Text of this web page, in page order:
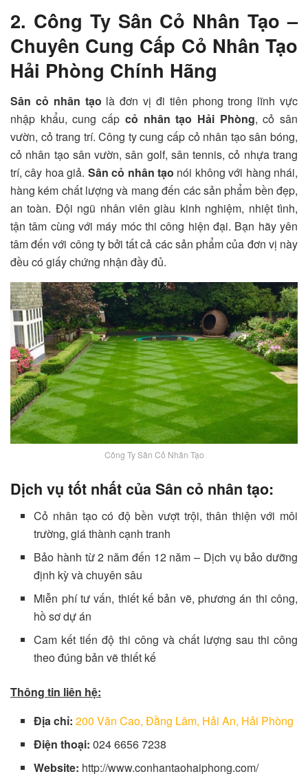
2. Công Ty Sân Cỏ Nhân Tạo –
Chuyên Cung Cấp Cỏ Nhân Tạo
Hải Phòng Chính Hãng
Sân cỏ nhân tạo là đơn vị đi tiên phong trong lĩnh vực
nhập khẩu, cung cấp cỏ nhân tạo Hải Phòng, cỏ sân
vườn, cỏ trang trí. Công ty cung cấp cỏ nhân tạo sân bóng,
cỏ nhân tạo sân vườn, sân golf, sân tennis, cỏ nhựa trang
trí, cây hoa giả. Sân cỏ nhân tạo nói không với hàng nhái,
hàng kém chất lượng và mang đến các sản phẩm bền đẹp,
an toàn. Đội ngũ nhân viên giàu kinh nghiệm, nhiệt tình,
tận tâm cùng với máy móc thi công hiện đại. Bạn hãy yên
tâm đến với công ty bởi tất cả các sản phẩm của đơn vị này
đều có giấy chứng nhận đầy đủ.
Công Ty Sân Cỏ Nhân Tạo
Dịch vụ tốt nhất củaSân cỏ nhân tạo:
Cỏ nhân tạo có độ bền vượt trội, thân thiện với môi
trường, giá thành cạnh tranh
Bảo hành từ 2 năm đến 12 năm – Dịch vụ bảo dưỡng
định kỳ và chuyên sâu
Miễn phí tư vấn, thiết kế bản vẽ, phương án thi công,
hồ sơ dự án
Cam kết tiến độ thi công và chất lượng sau thi công
theo đúng bản vẽ thiết kế
Thông tin liên hệ:
Địa chỉ:200 Văn Cao, Đằng Lâm, Hải An, Hải Phòng
Điện thoại:024 6656 7238
Website: http://www.conhantaohaiphong.com/